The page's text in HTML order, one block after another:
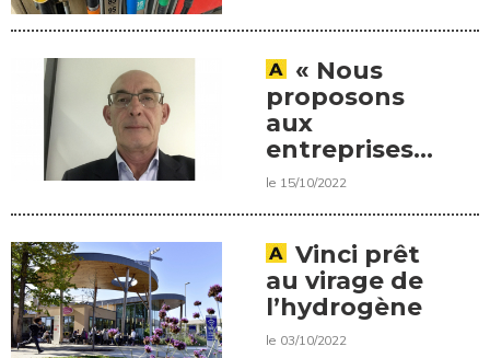
Martin.
« Nous
proposons
aux
entreprises
et
formation
de monter
leur CFA à la
carte », une
le 15/10/2022
Vinci prêt
au virage de
l’hydrogène
le 03/10/2022